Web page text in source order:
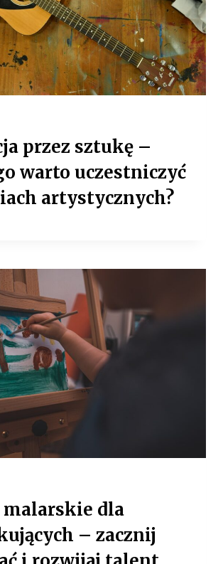
przez sztukę –
warto uczestniczyć
artystycznych?
malarskie dla
– zacznij